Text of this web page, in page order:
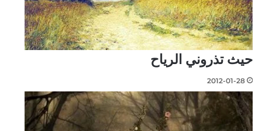
حيث تذروني الرياح
2012-01-28